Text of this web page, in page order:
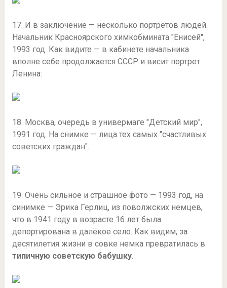
17. И в заключение — несколько портретов людей.
Начальник Красноярского химкобмината "Енисей",
1993 год. Как видите — в кабинете начальника
вполне себе продолжается СССР и висит портрет
Ленина:
18. Москва, очередь в универмаге "Детский мир",
1991 год. На снимке — лица тех самых "счастливых
советских граждан".
19. Очень сильное и страшное фото — 1993 год, на
синимке — Эрика Герлиц, из поволжских немцев,
что в 1941 году в возрасте 16 лет была
депортирована в далёкое село. Как видим, за
десятилетия жизни в совке немка превратилась в
типичную советскую бабушку.